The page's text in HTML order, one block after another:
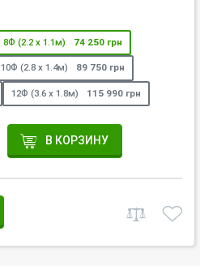
8Ф (2.2 х 1.1м) 74 250 грн
10Ф (2.8 х 1.4м) 89 750 грн
12Ф (3.6 х 1.8м) 115 990 грн
В КОРЗИНУ